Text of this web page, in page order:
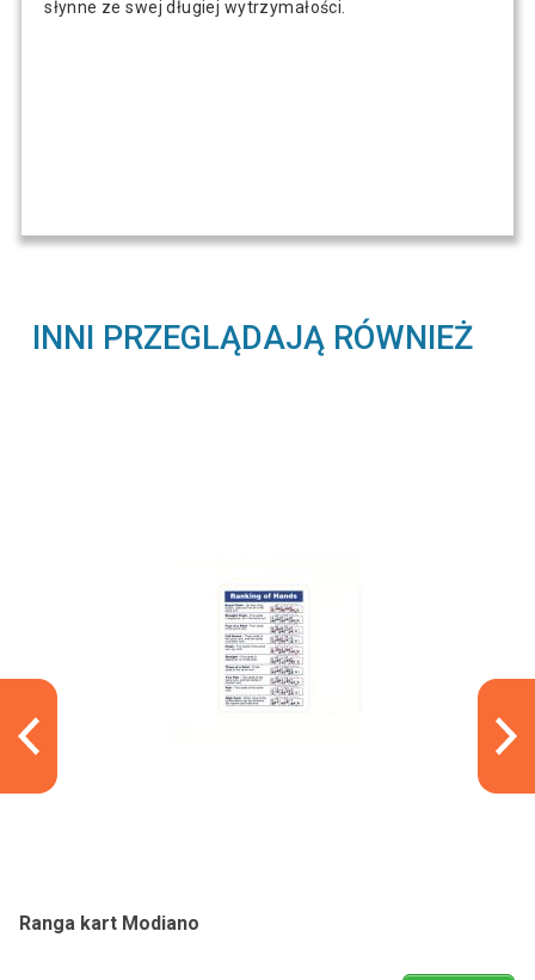
słynne ze swej długiej wytrzymałości.
INNI PRZEGLĄDAJĄ RÓWNIEŻ
Ranga kart Modiano